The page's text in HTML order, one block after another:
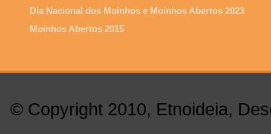
Dia Nacional dos Moinhos e Moinhos Abertos 2023
Moinhos Abertos 2015
© Copyright 2010, Etnoideia,